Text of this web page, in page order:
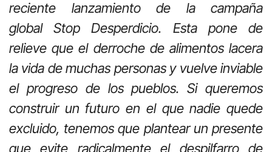
reciente lanzamiento de la campaña
global Stop Desperdicio. Esta pone de
relieve que el derroche de alimentos lacera
la vida de muchas personas y vuelve inviable
el progreso de los pueblos. Si queremos
construir un futuro en el que nadie quede
excluido, tenemos que plantear un presente
que evite radicalmente el despilfarro de